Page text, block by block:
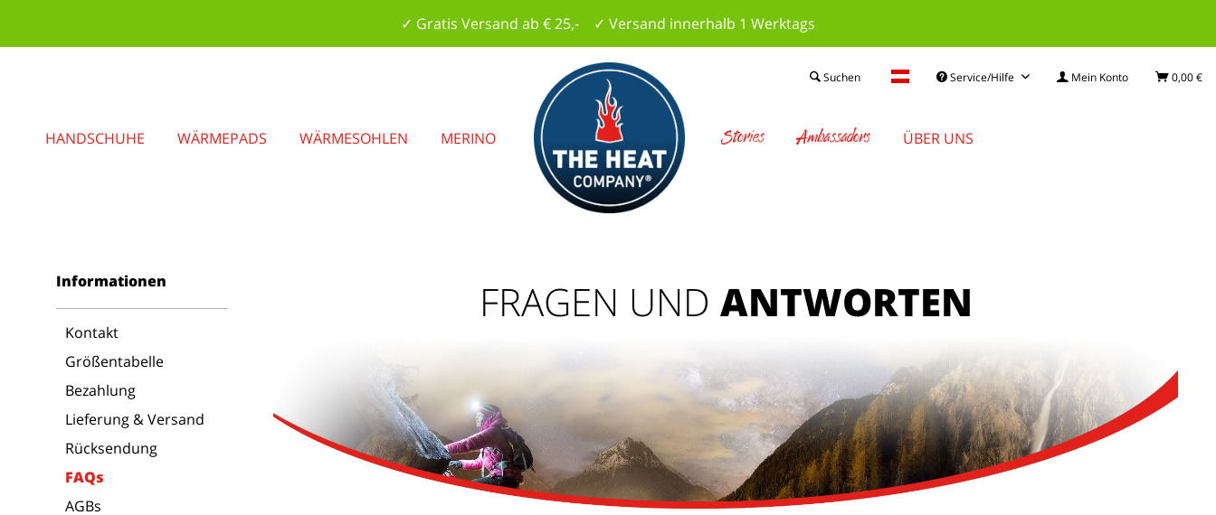
✓ Gratis Versand ab € 25,- ✓ Versand innerhalb 1 Werktags
Service/Hilfe Mein Konto 0,00 €
Suchen
HANDSCHUHE WÄRMEPADS WÄRMESOHLEN MERINO Stories Ambassadors ÜBER UNS
Informationen
Kontakt
Größentabelle
Bezahlung
Lieferung & Versand
Rücksendung
FAQs
AGBs
FRAGEN UND ANTWORTEN